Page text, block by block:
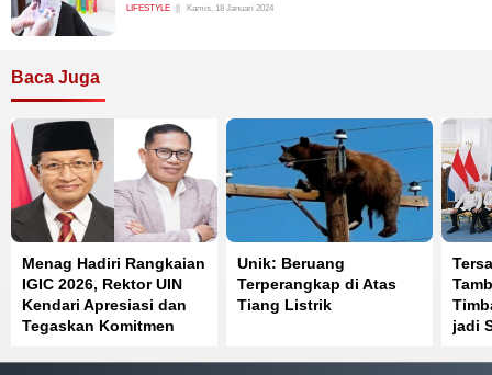
LIFESTYLE Kamis, 18 Januari 2024
Baca Juga
Menag Hadiri Rangkaian
IGIC 2026, Rektor UIN
Kendari Apresiasi dan
Tegaskan Komitmen
Unik: Beruang
Terperangkap di Atas
Tiang Listrik
jadi